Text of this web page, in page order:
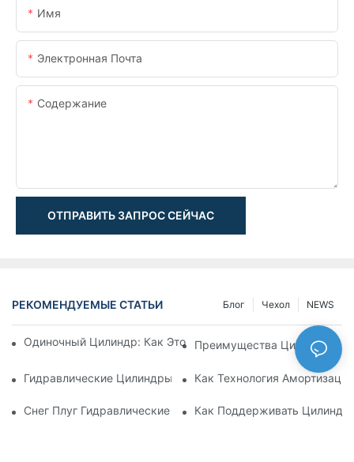
Имя
Электронная Почта
Содержание
ОТПРАВИТЬ ЗАПРОС СЕЙЧАС
РЕКОМЕНДУЕМЫЕ СТАТЬИ NEWS
Чехол
Блог
Одиночный Цилиндр: Как Это Работает & Общие
Преимущества Цилиндров
Гидравлические Цилиндры С Амортизацией:
Как Технология
Снег Плуг Гидравлические Цилиндры: Основные
Как Поддерживать Цилиндр